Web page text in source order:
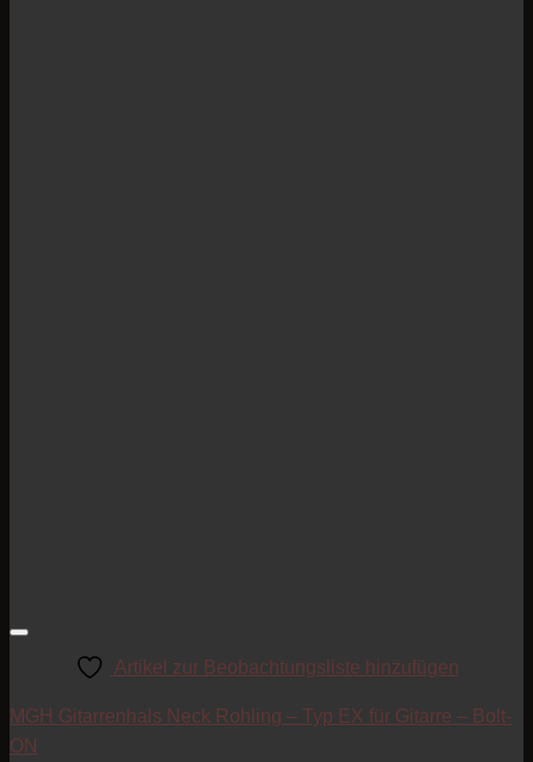
Artikel zur Beobachtungsliste hinzufügen
MGH Gitarrenhals Neck Rohling – Typ EX für Gitarre – Bolt-
ON